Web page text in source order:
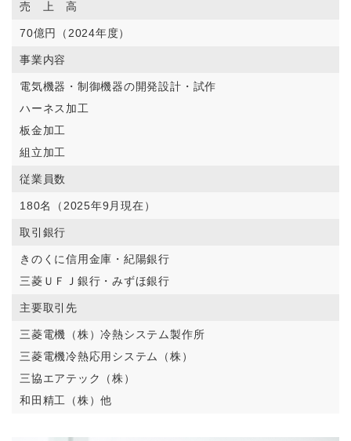
売 上 高
70億円（2024年度）
事業内容
電気機器・制御機器の開発設計・試作
ハーネス加工
板金加工
組立加工
従業員数
180名（2025年9月現在）
取引銀行
きのくに信用金庫・紀陽銀行
三菱ＵＦＪ銀行・みずほ銀行
主要取引先
三菱電機（株）冷熱システム製作所
三菱電機冷熱応用システム（株）
三協エアテック（株）
和田精工（株）他